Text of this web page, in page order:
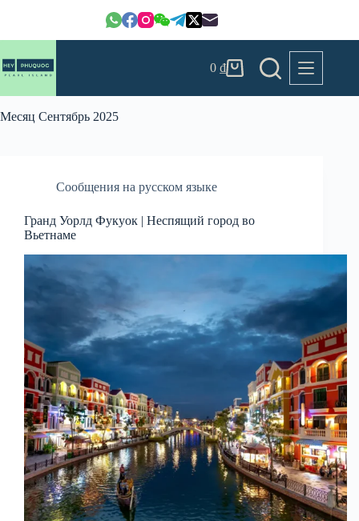
Корзина
0₫
Месяц Сентябрь 2025
Сообщения на русском языке
Гранд Уорлд Фукуок | Неспящий город во
Вьетнаме